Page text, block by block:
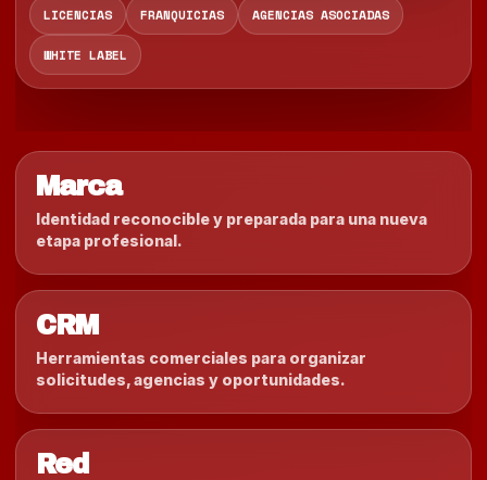
LICENCIAS FRANQUICIAS AGENCIAS ASOCIADAS
WHITE LABEL
Marca
Identidad reconocible y preparada para una nueva
etapa profesional.
CRM
Herramientas comerciales para organizar
solicitudes, agencias y oportunidades.
Red